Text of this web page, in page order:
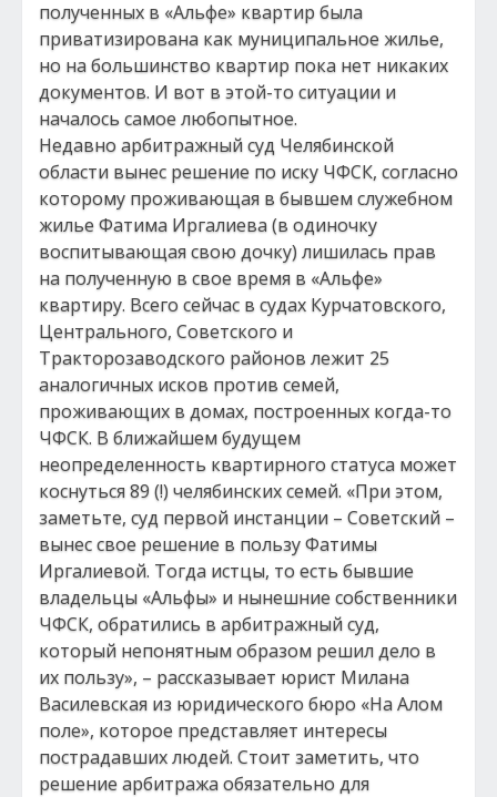
полученных в «Альфе» квартир была
приватизирована как муниципальное жилье,
но на большинство квартир пока нет никаких
документов. И вот в этой-то ситуации и
началось самое любопытное.
Недавно арбитражный суд Челябинской
области вынес решение по иску ЧФСК, согласно
которому проживающая в бывшем служебном
жилье Фатима Иргалиева (в одиночку
воспитывающая свою дочку) лишилась прав
на полученную в свое время в «Альфе»
квартиру. Всего сейчас в судах Курчатовского,
Центрального, Советского и
Тракторозаводского районов лежит 25
аналогичных исков против семей,
проживающих в домах, построенных когда-то
ЧФСК. В ближайшем будущем
неопределенность квартирного статуса может
коснуться 89 (!) челябинских семей. «При этом,
заметьте, суд первой инстанции – Советский –
вынес свое решение в пользу Фатимы
Иргалиевой. Тогда истцы, то есть бывшие
владельцы «Альфы» и нынешние собственники
ЧФСК, обратились в арбитражный суд,
который непонятным образом решил дело в
их пользу», – рассказывает юрист Милана
Василевская из юридического бюро «На Алом
поле», которое представляет интересы
пострадавших людей. Стоит заметить, что
решение арбитража обязательно для